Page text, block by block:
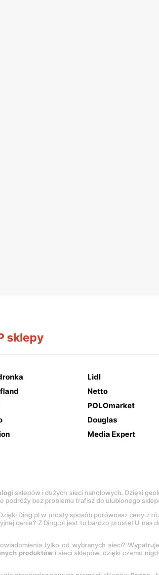
sklepy
Lidl
Netto
POLOmarket
Douglas
Media Expert
sklepów i dużych sieci handlowych. Dzięki
podróży bez problemu trafisz do ulubionego
Dzięki Ding.pl w prosty sposób porównasz ceny z
cenie? Z Ding.pl jest to bardzo proste! U nas
tylko od wybranych sieci?
produktów i sieci sklepów, dzięki czemu